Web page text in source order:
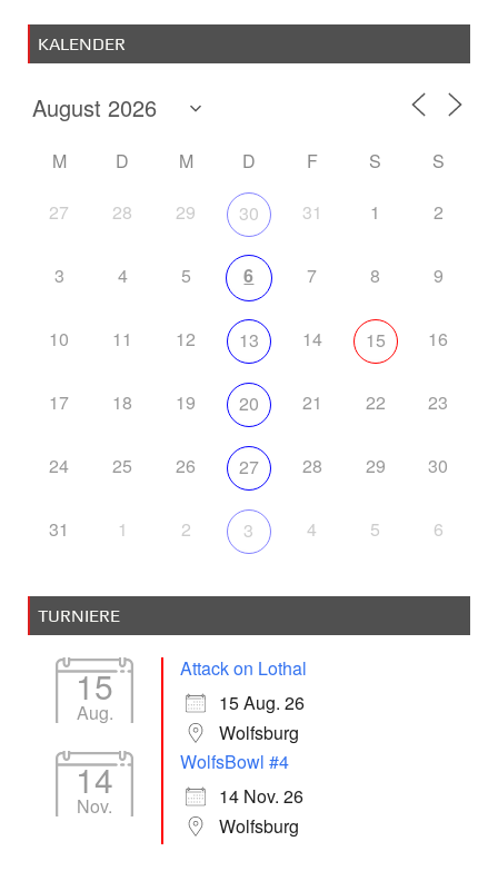
KALENDER
M D M D F S S
27 28 29 30 31 1 2
3 4 5 6 7 8 9
10 11 12 13 14 15 16
17 18 19 20 21 22 23
24 25 26 27 28 29 30
31 1 2 3 4 5 6
TURNIERE
15
Aug.
Attack on Lothal
15 Aug. 26
Wolfsburg
14
Nov.
WolfsBowl #4
14 Nov. 26
Wolfsburg